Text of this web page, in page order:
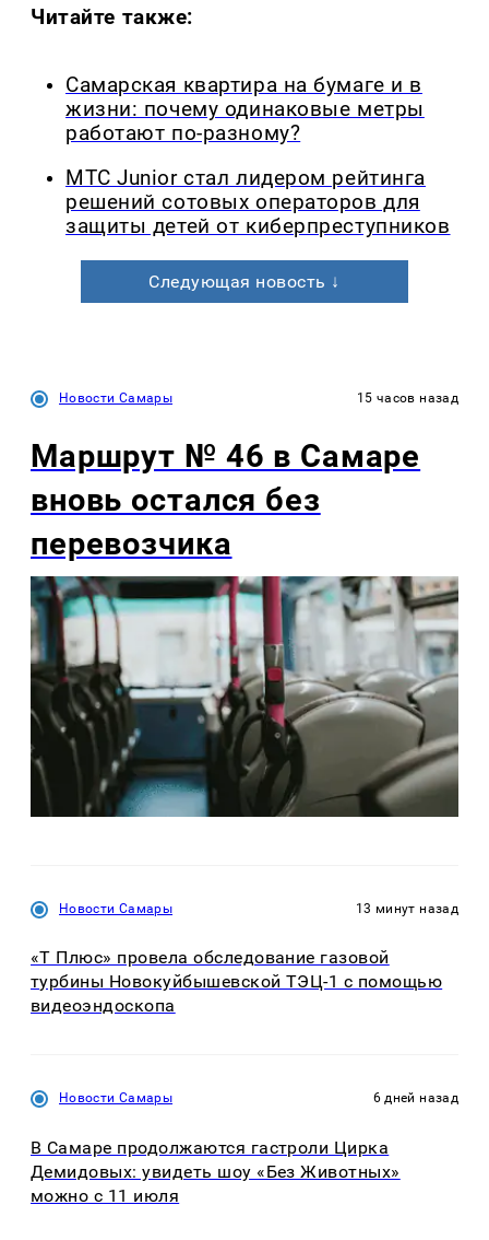
Читайте также:
Самарская квартира на бумаге и в
жизни: почему одинаковые метры
работают по-разному?
МТС Junior стал лидером рейтинга
решений сотовых операторов для
защиты детей от киберпреступников
Следующая новость ↓
Новости Самары 15 часов назад
Маршрут № 46 в Самаре
вновь остался без
перевозчика
Новости Самары 13 минут назад
«Т Плюс» провела обследование газовой
турбины Новокуйбышевской ТЭЦ-1 с помощью
видеоэндоскопа
Новости Самары 6 дней назад
В Самаре продолжаются гастроли Цирка
Демидовых: увидеть шоу «Без Животных»
можно с 11 июля